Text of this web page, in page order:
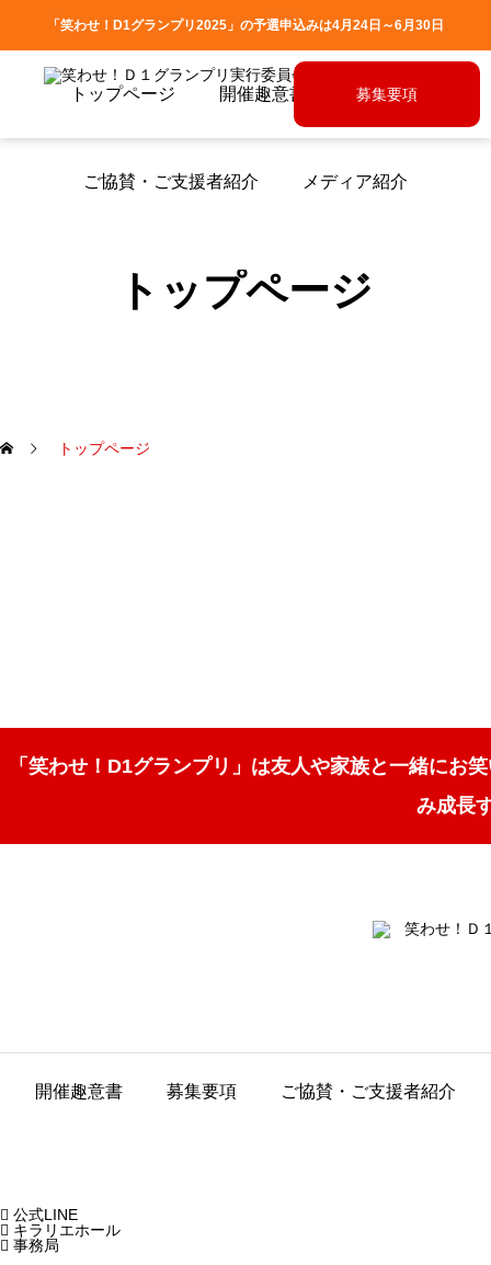
「笑わせ！D1グランプリ2025」の予選申込みは4月24日～6月30日
トップページ 開催趣意書 募集要項
ご協賛・ご支援者紹介 メディア紹介
募集要項
トップページ
トップページ
「笑わせ！D1グランプリ」は友人や家族と一緒にお
み成長
開催趣意書 募集要項 ご協賛・ご支援者紹介
 公式LINE
 キラリエホール
 事務局